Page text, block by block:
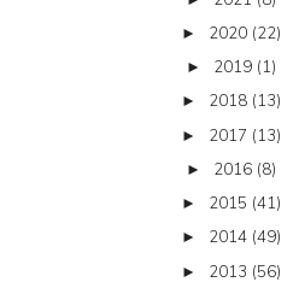
► 2020 (22)
► 2019 (1)
► 2018 (13)
► 2017 (13)
► 2016 (8)
► 2015 (41)
► 2014 (49)
► 2013 (56)